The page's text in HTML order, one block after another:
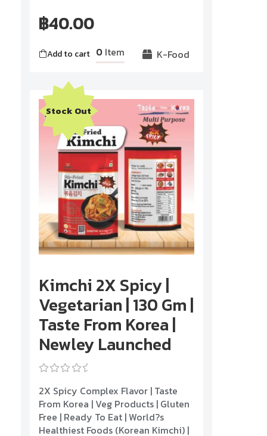
฿40.00
Add to cart 0 Item K-Food
Stock Out
Kimchi 2X Spicy |
Vegetarian | 130 Gm |
Taste From Korea |
Newley Launched
0
out
of
5
2X Spicy Complex Flavor | Taste
From Korea | Veg Products | Gluten
Free | Ready To Eat | World?s
Healthiest Foods (Korean Kimchi) |